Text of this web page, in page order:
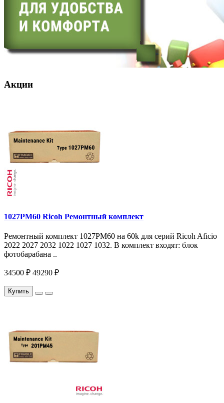
Акции
1027PM60 Ricoh Ремонтный комплект
Ремонтный комплект 1027PM60 на 60k для серий Ricoh Aficio
2022 2027 2032 1022 1027 1032. В комплект входят: блок
фотобарабана ..
34500 ₽ 49290 ₽
Купить